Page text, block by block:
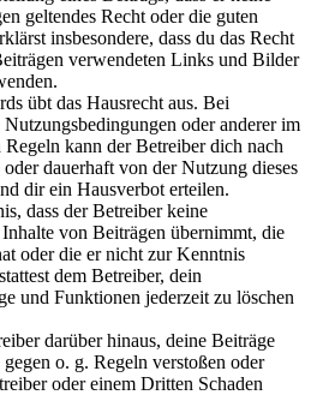
geltendes Recht oder die guten
insbesondere, dass du das Recht
verwendeten Links und Bilder
übt das Hausrecht aus. Bei
Nutzungsbedingungen oder anderer im
kann der Betreiber dich nach
dauerhaft von der Nutzung dieses
dir ein Hausverbot erteilen.
dass der Betreiber keine
von Beiträgen übernimmt, die
oder die er nicht zur Kenntnis
dem Betreiber, dein
und Funktionen jederzeit zu löschen
darüber hinaus, deine Beiträge
o. g. Regeln verstoßen oder
oder einem Dritten Schaden